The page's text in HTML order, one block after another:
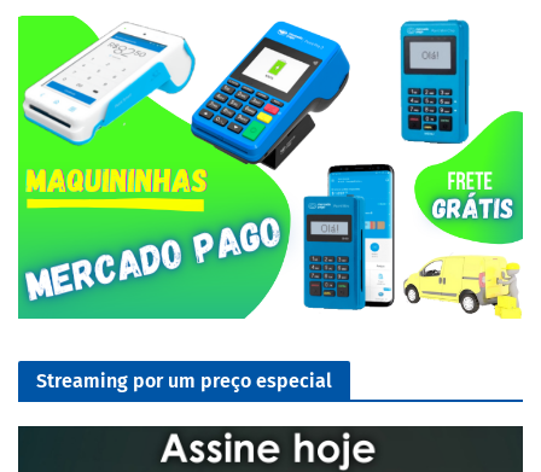
Streaming por um preço especial